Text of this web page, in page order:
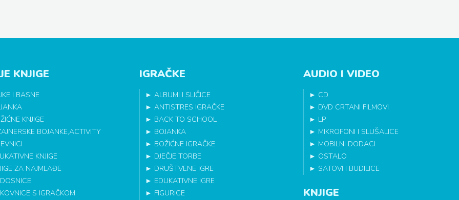
KNJIGE
I BASNE
KNJIGE
BOJANKE,ACTIVITY
KNJIGE
ZA NAJMLAĐE
S IGRAČKOM
IGRAČKE
► ALBUMI I SLIČICE
► ANTISTRES IGRAČKE
► BACK TO SCHOOL
► BOJANKA
► BOŽIĆNE IGRAČKE
► DJEČJE TORBE
► DRUŠTVENE IGRE
► EDUKATIVNE IGRE
► FIGURICE
AUDIO I VIDEO
► CD
► DVD CRTANI FILMOVI
► LP
► MIKROFONI I SLUŠALICE
► MOBILNI DODACI
► OSTALO
► SATOVI I BUDILICE
KNJIGE